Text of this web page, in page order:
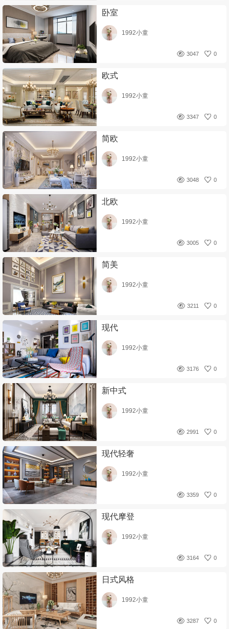
卧室
1992小童
0
3047
欧式
1992小童
0
3347
简欧
1992小童
0
3048
北欧
1992小童
0
3005
简美
1992小童
0
3211
现代
1992小童
0
3176
新中式
1992小童
0
2991
现代轻奢
1992小童
0
3359
现代摩登
1992小童
0
3164
日式风格
1992小童
0
3287